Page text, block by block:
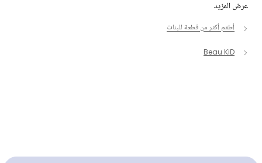
عرض المزيد
أطقم أكثر من قطعة للبنات
Beau KiD